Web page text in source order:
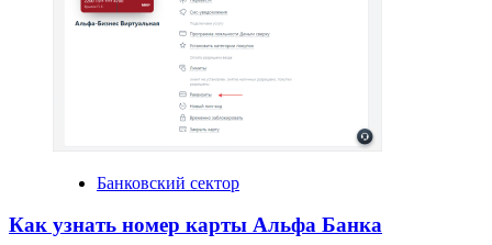
Банковский сектор
Как узнать номер карты Альфа Банка